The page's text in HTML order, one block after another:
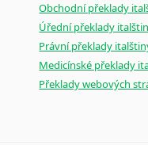
Obchodní překlady
Úřední překlady
Právní překlady
Medicínské překlady
Překlady webových